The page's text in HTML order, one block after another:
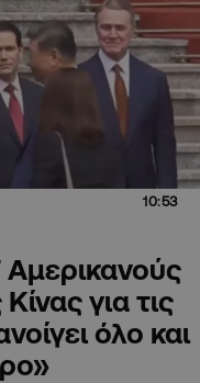
10:53
Αμερικανούς
για τις
όλο και